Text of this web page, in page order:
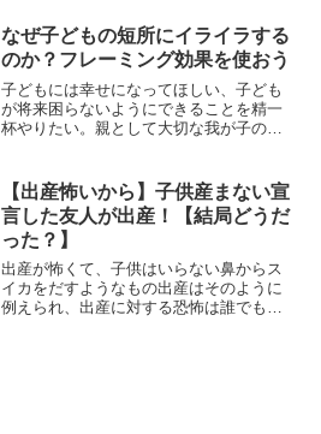
時の私は、この言葉に異常に反応して、
えっ！いつか可愛いと思...
なぜ子どもの短所にイライラする
のか？フレーミング効果を使おう
子どもには幸せになってほしい、子ども
が将来困らないようにできることを精一
杯やりたい。親として大切な我が子の幸
らず、当の子どもは全く自覚なし！なん
てことありませんか？うち...
【出産怖いから】子供産まない宣
言した友人が出産！【結局どうだ
った？】
出産が怖くて、子供はいらない鼻からス
イカをだすようなもの出産はそのように
例えられ、出産に対する恐怖は誰でもあ